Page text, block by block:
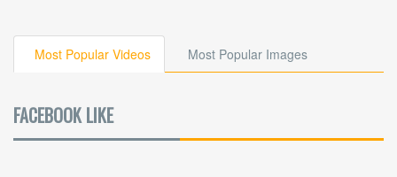
Most Popular Videos Most Popular Images
FACEBOOK LIKE